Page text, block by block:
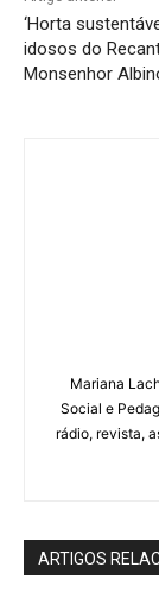
‘Horta
idosos do
Monsenhor
Mariana
Social e
rádio, revista,
ARTIGOS